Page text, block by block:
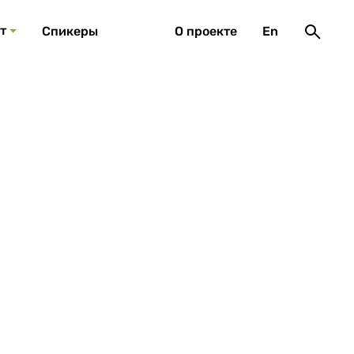
Спикеры
О проекте En